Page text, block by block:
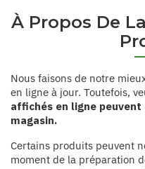
À Propos De
Nous faisons de notre
en ligne à jour. Toutefois,
affichés en ligne
magasin.
Certains produits peuvent
moment de la préparation